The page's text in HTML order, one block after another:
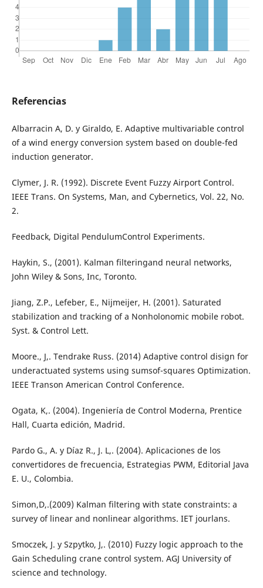
Referencias
Albarracin A, D. y Giraldo, E. Adaptive multivariable control
of a wind energy conversion system based on double-fed
induction generator.
Clymer, J. R. (1992). Discrete Event Fuzzy Airport Control.
IEEE Trans. On Systems, Man, and Cybernetics, Vol. 22, No.
2.
Feedback, Digital PendulumControl Experiments.
Haykin, S., (2001). Kalman filteringand neural networks,
John Wiley & Sons, Inc, Toronto.
Jiang, Z.P., Lefeber, E., Nijmeijer, H. (2001). Saturated
stabilization and tracking of a Nonholonomic mobile robot.
Syst. & Control Lett.
Moore., J,. Tendrake Russ. (2014) Adaptive control disign for
underactuated systems using sumsof-squares Optimization.
IEEE Transon American Control Conference.
Ogata, K,. (2004). Ingeniería de Control Moderna, Prentice
Hall, Cuarta edición, Madrid.
Pardo G., A. y Díaz R., J. L,. (2004). Aplicaciones de los
convertidores de frecuencia, Estrategias PWM, Editorial Java
E. U., Colombia.
Simon,D,.(2009) Kalman filtering with state constraints: a
survey of linear and nonlinear algorithms. IET jourlans.
Smoczek, J. y Szpytko, J,. (2010) Fuzzy logic approach to the
Gain Scheduling crane control system. AGJ University of
science and technology.